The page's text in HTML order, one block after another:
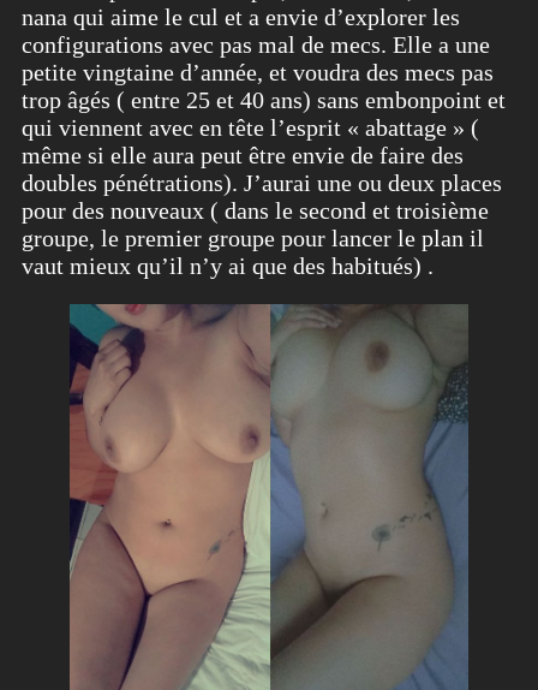
nana qui aime le cul et a envie d’explorer les
configurations avec pas mal de mecs. Elle a une
petite vingtaine d’année, et voudra des mecs pas
trop âgés ( entre 25 et 40 ans) sans embonpoint et
qui viennent avec en tête l’esprit « abattage » (
même si elle aura peut être envie de faire des
doubles pénétrations). J’aurai une ou deux places
pour des nouveaux ( dans le second et troisième
groupe, le premier groupe pour lancer le plan il
vaut mieux qu’il n’y ai que des habitués) .